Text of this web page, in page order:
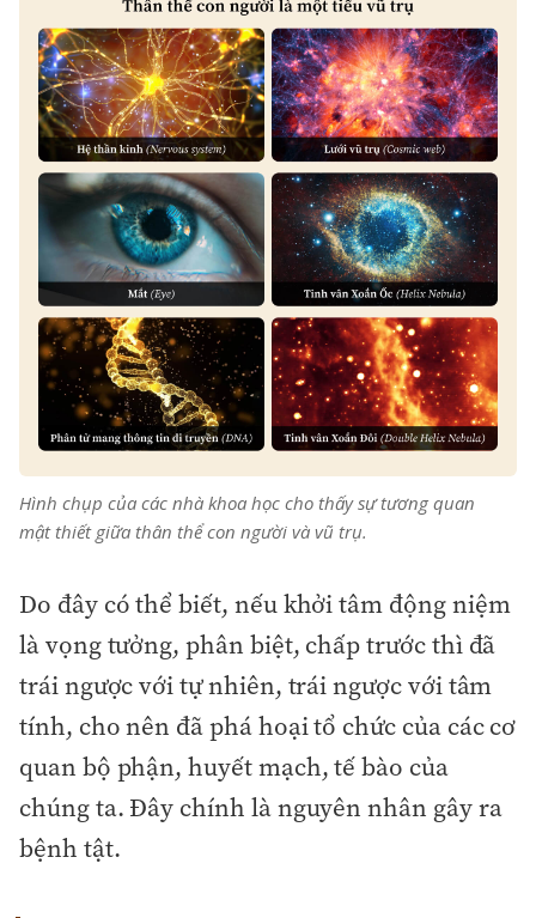
Hình chụp của các nhà khoa học cho thấy sự tương quan
mật thiết giữa thân thể con người và vũ trụ.
Do đây có thể biết, nếu khởi tâm động niệm
là vọng tưởng, phân biệt, chấp trước thì đã
trái ngược với tự nhiên, trái ngược với tâm
tính, cho nên đã phá hoại tổ chức của các cơ
quan bộ phận, huyết mạch, tế bào của
chúng ta. Đây chính là nguyên nhân gây ra
bệnh tật.